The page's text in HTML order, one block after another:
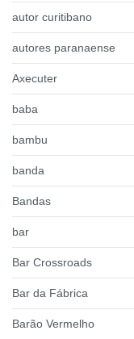
autor curitibano
autores paranaense
Axecuter
baba
bambu
banda
Bandas
bar
Bar Crossroads
Bar da Fábrica
Barão Vermelho